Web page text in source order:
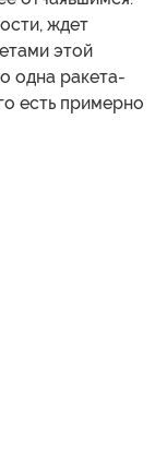
ждет
этой
одна ракета-
есть примерно